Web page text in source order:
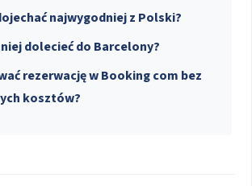
najwygodniej z Polski?
dolecieć do Barcelony?
rezerwację w Booking com bez
kosztów?